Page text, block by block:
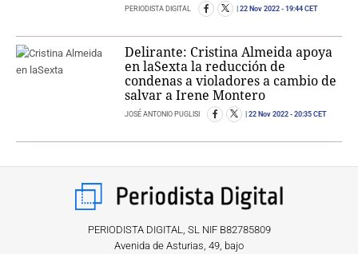
PERIODISTA DIGITAL 22 Nov 2022 - 19:44 CET
Delirante: Cristina Almeida apoya
en laSexta la reducción de
condenas a violadores a cambio de
salvar a Irene Montero
JOSÉ ANTONIO PUGLISI 22 Nov 2022 - 20:35 CET
PERIODISTA DIGITAL, SL NIF B82785809
Avenida de Asturias, 49, bajo